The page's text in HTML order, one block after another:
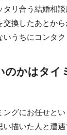
リ合う結婚相談
換したあとか
うちにコンタ
かはタイ
グにお任せと
描いた人と遭